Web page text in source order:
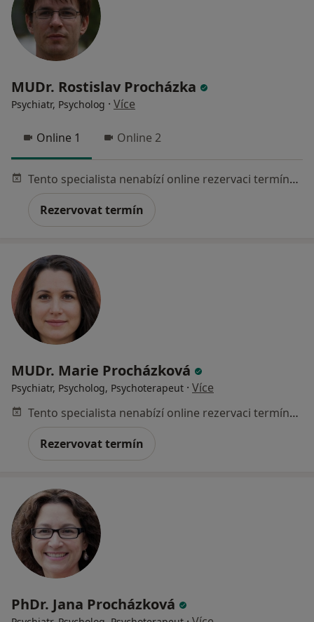
MUDr. Rostislav Procházka
Psychiatr, Psycholog · Více
Online 1 Online 2
Tento specialista nenabízí online rezervaci termínu na této adrese.
Rezervovat termín
MUDr. Marie Procházková
Psychiatr, Psycholog, Psychoterapeut · Více
Tento specialista nenabízí online rezervaci termínu na této adrese.
Rezervovat termín
PhDr. Jana Procházková